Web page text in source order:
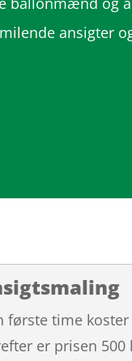
ansigter
første time
er prisen 500